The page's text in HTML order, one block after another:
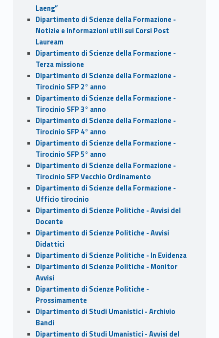
Laeng”
Dipartimento di Scienze della Formazione -
Notizie e Informazioni utili sui Corsi Post
Lauream
Dipartimento di Scienze della Formazione -
Terza missione
Dipartimento di Scienze della Formazione -
Tirocinio SFP 2° anno
Dipartimento di Scienze della Formazione -
Tirocinio SFP 3° anno
Dipartimento di Scienze della Formazione -
Tirocinio SFP 4° anno
Dipartimento di Scienze della Formazione -
Tirocinio SFP 5° anno
Dipartimento di Scienze della Formazione -
Tirocinio SFP Vecchio Ordinamento
Dipartimento di Scienze della Formazione -
Ufficio tirocinio
Dipartimento di Scienze Politiche - Avvisi del
Docente
Dipartimento di Scienze Politiche - Avvisi
Didattici
Dipartimento di Scienze Politiche - In Evidenza
Dipartimento di Scienze Politiche - Monitor
Avvisi
Dipartimento di Scienze Politiche -
Prossimamente
Dipartimento di Studi Umanistici - Archivio
Bandi
Dipartimento di Studi Umanistici - Avvisi del